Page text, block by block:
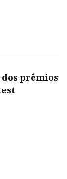
prêmios